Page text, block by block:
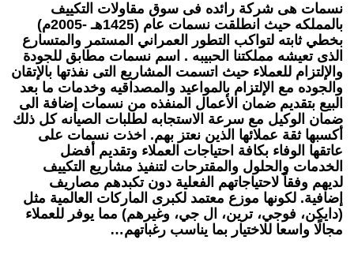
نسمات هى شركة رائده فى سوق مقاولات التكييف
بالمملكه حيث انطلقت نسمات عام (1425هـ -2005م)
بخطي ثابته لتواكب التطور العمراني المستمر والمتسارع
الذى تعيشه مملكتنا الحبيبه . اسم نسمات مطابق للجودة
والإلتزام للعملاء حيث اتسمت المشاريع التى نفذتها بالإتقان
والجوده مع الإلتزام بالمواعيد والمصداقيه وخدمات ما بعد
البيع بتقديم ضمان الأعمال المنفذه من نسمات إضافة الى
ضمان الوكيل مع سرعة الاستجابه لطلبات الصيانه كل ذلك
أكسبها ثقة عملائها الذين نعتز بهم. اخذت نسمات على
عاتقها الوفاء بكافة احتياجات العملاء وتقديم أفضل
الخدمات والحلول والمقترحات لتنفيذ مشاريع التكييف
لديهم وفقاً لاحتياجاتهم الفعلية دون تكبدهم مصاريف
إضافية. لكونها موزع معتمد لكبرى الماركات العالمية مثل
(دايكن، فوجي، ترين، ال جي، وغيرهم) مما يوفر للعملاء
مجالًا واسعا للاختيار بما يناسب رغباتهم…